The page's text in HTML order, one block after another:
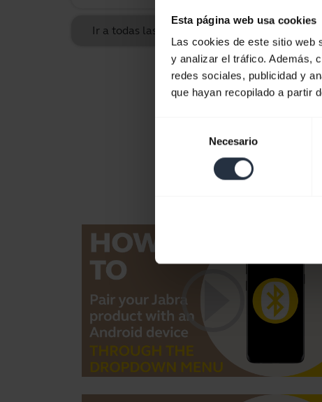
Esta página web usa cookies
Las cookies de este sitio web
y analizar el tráfico. Además,
redes sociales, publicidad y
que hayan recopilado a partir
consentimiento
Necesario
Ir a todas las preguntas frecuentes sobre